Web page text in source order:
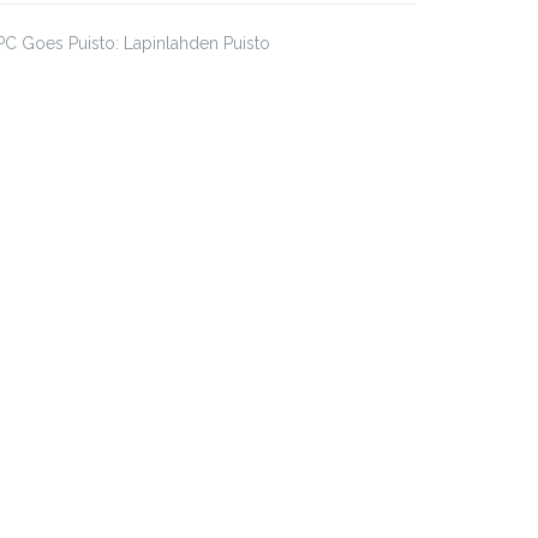
Goes Puisto: Lapinlahden Puisto